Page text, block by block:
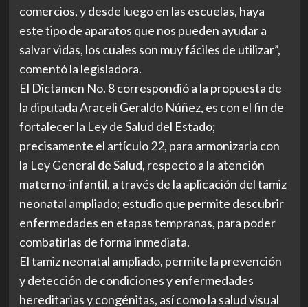
comercios, y desde luego en las escuelas, haya
este tipo de aparatos que nos pueden ayudar a
salvar vidas, los cuales son muy fáciles de utilizar”,
comentó la legisladora.
El Dictamen No. 8 correspondió a la propuesta de
la diputada Araceli Geraldo Núñez, es con el fin de
fortalecer la Ley de Salud del Estado;
precisamente el artículo 22, para armonizarla con
la Ley General de Salud, respecto a la atención
materno-infantil, a través de la aplicación del tamiz
neonatal ampliado; estudio que permite descubrir
enfermedades en etapas tempranas, para poder
combatirlas de forma inmediata.
El tamiz neonatal ampliado, permite la prevención
y detección de condiciones y enfermedades
hereditarias y congénitas, así como la salud visual